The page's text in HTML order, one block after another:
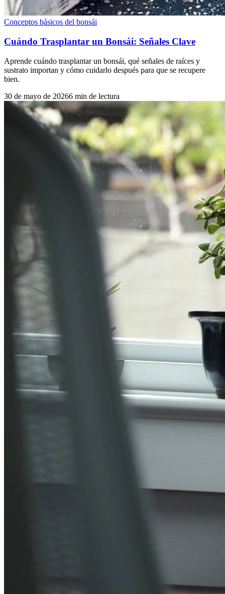
Conceptos básicos del bonsái
Cuándo Trasplantar un Bonsái: Señales Clave
Aprende cuándo trasplantar un bonsái, qué señales de raíces y
sustrato importan y cómo cuidarlo después para que se recupere
bien.
30 de mayo de 20266 min de lectura